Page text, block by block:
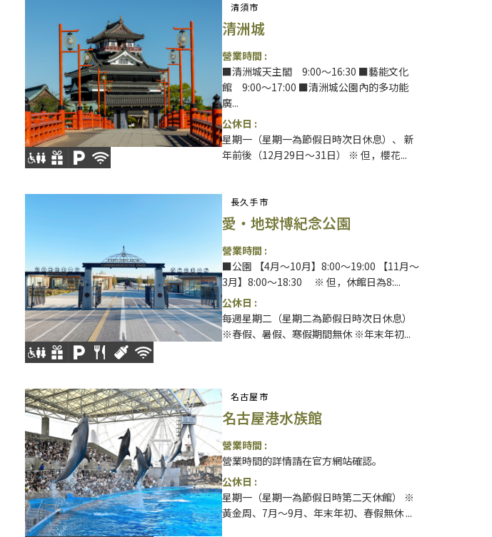
清須市
清洲城
營業時間 :
■清洲城天主閣 9:00～16:30 ■藝能文化
館 9:00～17:00 ■清洲城公園內的多功能
廣...
公休日 :
星期一（星期一為節假日時次日休息）、 新
年前後（12月29日～31日） ※ 但，櫻花...
長久手市
愛・地球博紀念公園
營業時間 :
■公園 【4月～10月】8:00～19:00 【11月～
3月】8:00～18:30 ※ 但，休館日為8:...
公休日 :
每週星期二（星期二為節假日時次日休息）
※春假、暑假、寒假期間無休 ※年末年初...
名古屋市
名古屋港水族館
營業時間 :
營業時間的詳情請在官方網站確認。
公休日 :
星期一（星期一為節假日時第二天休館） ※
黃金周、7月～9月、年末年初、春假無休 ...